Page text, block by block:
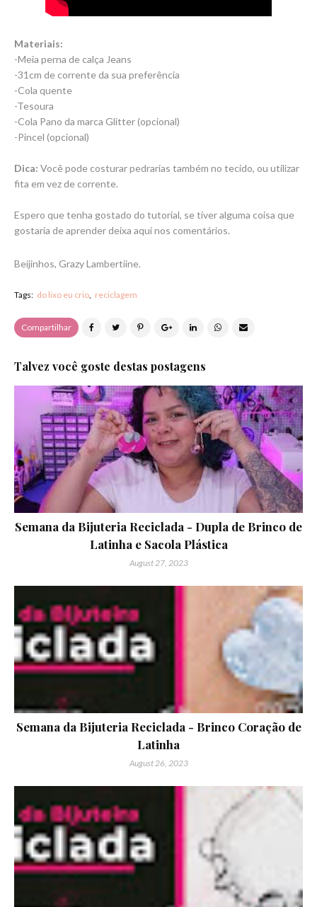
Materiais:
-Meia perna de calça Jeans
-31cm de corrente da sua preferência
-Cola quente
-Tesoura
-Cola Pano da marca Glitter (opcional)
-Pincel (opcional)
Dica: Você pode costurar pedrarias também no tecido, ou utilizar
fita em vez de corrente.
Espero que tenha gostado do tutorial, se tiver alguma coisa que
gostaria de aprender deixa aqui nos comentários.
Beijinhos, Grazy Lambertiine.
Tags: do lixo eu crio reciclagem
Compartilhar
Talvez você goste destas postagens
Semana da Bijuteria Reciclada - Dupla de Brinco de
Latinha e Sacola Plástica
August 27, 2023
Semana da Bijuteria Reciclada - Brinco Coração de
Latinha
August 26, 2023